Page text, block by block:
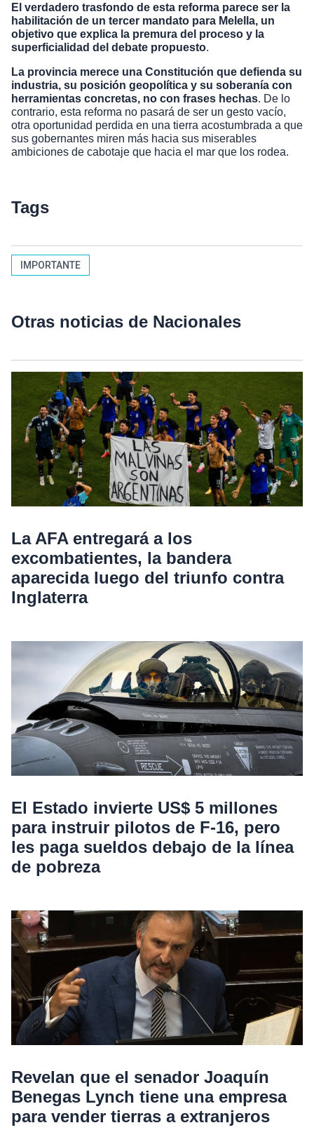
El verdadero trasfondo de esta reforma parece ser la
habilitación de un tercer mandato para Melella, un
objetivo que explica la premura del proceso y la
superficialidad del debate propuesto.
La provincia merece una Constitución que defienda su
industria, su posición geopolítica y su soberanía con
herramientas concretas, no con frases hechas. De lo
contrario, esta reforma no pasará de ser un gesto vacío,
otra oportunidad perdida en una tierra acostumbrada a que
sus gobernantes miren más hacia sus miserables
ambiciones de cabotaje que hacia el mar que los rodea.
Tags
IMPORTANTE
Otras noticias de Nacionales
La AFA entregará a los
excombatientes, la bandera
aparecida luego del triunfo contra
Inglaterra
El Estado invierte US$ 5 millones
para instruir pilotos de F-16, pero
les paga sueldos debajo de la línea
de pobreza
Revelan que el senador Joaquín
Benegas Lynch tiene una empresa
para vender tierras a extranjeros